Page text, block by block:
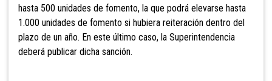
hasta 500 unidades de fomento, la que podrá elevarse hasta
1.000 unidades de fomento si hubiera reiteración dentro del
plazo de un año. En este último caso, la Superintendencia
deberá publicar dicha sanción.